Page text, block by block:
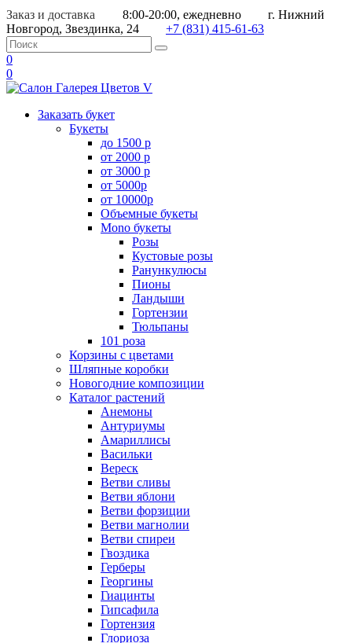
Заказ и доставка 8:00-20:00, ежедневно
г. Нижний
Новгород, Звездинка, 24
+7 (831) 415-61-63
0
0
Заказать букет
Букеты
до 1500 р
от 2000 р
от 3000 р
от 5000р
от 10000р
Объемные букеты
Mono букеты
Розы
Кустовые розы
Ранункулюсы
Пионы
Ландыши
Гортензии
Тюльпаны
101 роза
Корзины с цветами
Шляпные коробки
Новогодние композиции
Каталог растений
Анемоны
Антуриумы
Амариллисы
Васильки
Вереск
Ветви сливы
Ветви яблони
Ветви форзиции
Ветви магнолии
Ветви спиреи
Гвоздика
Герберы
Георгины
Гиацинты
Гипсафила
Гортензия
Глориоза